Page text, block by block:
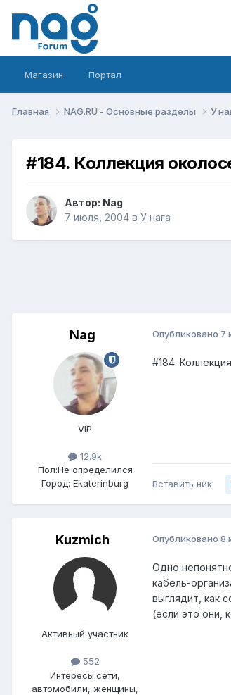
Магазин Портал
Главная NAG.RU - Основные разделы У
#184. Коллекция
Автор: Nag
7 июля, 2004 в У нага
Nag
VIP
12.9k
Пол:Не определился
Город: Ekaterinburg
Опубликовано 7
#184.
Вставить ник
Kuzmich
Активный участник
552
Интересы:сети,
автомобили, женщины,
Опубликовано 8
Одно
кабель-
выглядит, как
(если это они,